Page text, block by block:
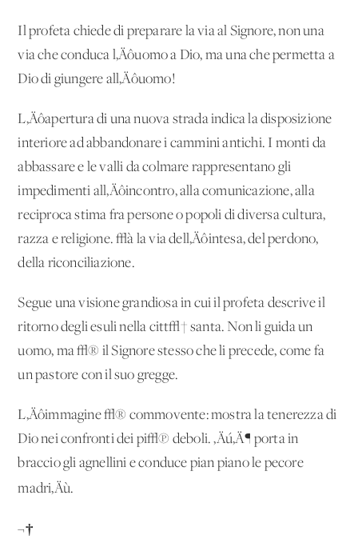
Il profeta chiede di preparare la via al Signore, non una
via che conduca l‚Äôuomo a Dio, ma una che permetta a
Dio di giungere all‚Äôuomo!
L‚Äôapertura di una nuova strada indica la disposizione
interiore ad abbandonare i cammini antichi. I monti da
abbassare e le valli da colmare rappresentano gli
impedimenti all‚Äôincontro, alla comunicazione, alla
reciproca stima fra persone o popoli di diversa cultura,
razza e religione. √à la via dell‚Äôintesa, del perdono,
della riconciliazione.
Segue una visione grandiosa in cui il profeta descrive il
ritorno degli esuli nella citt√† santa. Non li guida un
uomo, ma √® il Signore stesso che li precede, come fa
un pastore con il suo gregge.
L‚Äôimmagine √® commovente: mostra la tenerezza di
Dio nei confronti dei pi√π deboli. ‚Äú‚Ä¶ porta in
braccio gli agnellini e conduce pian piano le pecore
madri‚Äù.
¬†